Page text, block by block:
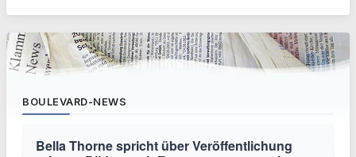
BOULEVARD-NEWS
Bella Thorne spricht über Veröffentlichung